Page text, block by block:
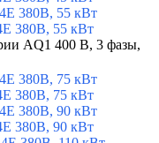
380В, 55 кВт
380В, 55 кВт
AQ1 400 В, 3 фазы,
380В, 75 кВт
380В, 75 кВт
380В, 90 кВт
380В, 90 кВт